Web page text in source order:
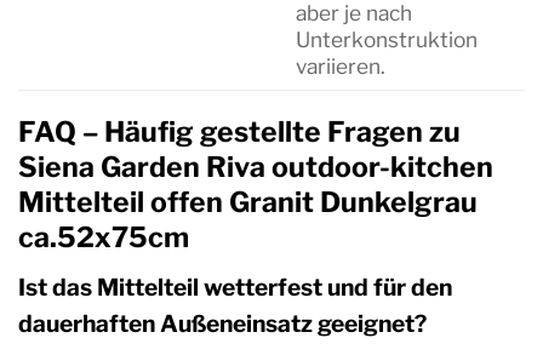
aber je nach
Unterkonstruktion
variieren.
FAQ – Häufig gestellte Fragen zu
Siena Garden Riva outdoor-kitchen
Mittelteil offen Granit Dunkelgrau
ca.52x75cm
Ist das Mittelteil wetterfest und für den
dauerhaften Außeneinsatz geeignet?